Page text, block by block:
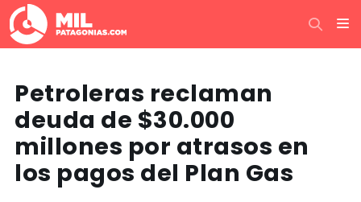
Petroleras reclaman
deuda de $30.000
millones por atrasos en
los pagos del Plan Gas